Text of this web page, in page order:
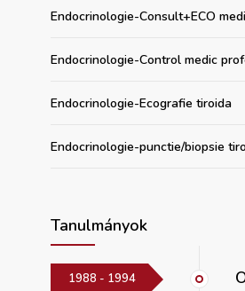
Endocrinologie-Consult+ECO
Endocrinologie-Control medic
Endocrinologie-Ecografie tiroida
Endocrinologie-punctie/biopsie
Tanulmányok
1988 - 1994